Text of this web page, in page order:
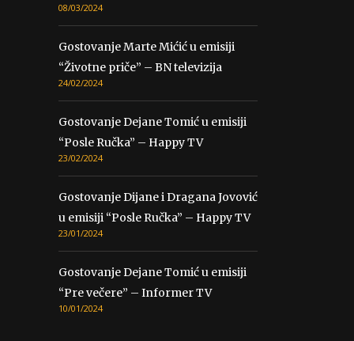
08/03/2024
Gostovanje Marte Mićić u emisiji
“Životne priče” – BN televizija
24/02/2024
Gostovanje Dejane Tomić u emisiji
“Posle Ručka” – Happy TV
23/02/2024
Gostovanje Dijane i Dragana Jovović
u emisiji “Posle Ručka” – Happy TV
23/01/2024
Gostovanje Dejane Tomić u emisiji
“Pre večere” – Informer TV
10/01/2024